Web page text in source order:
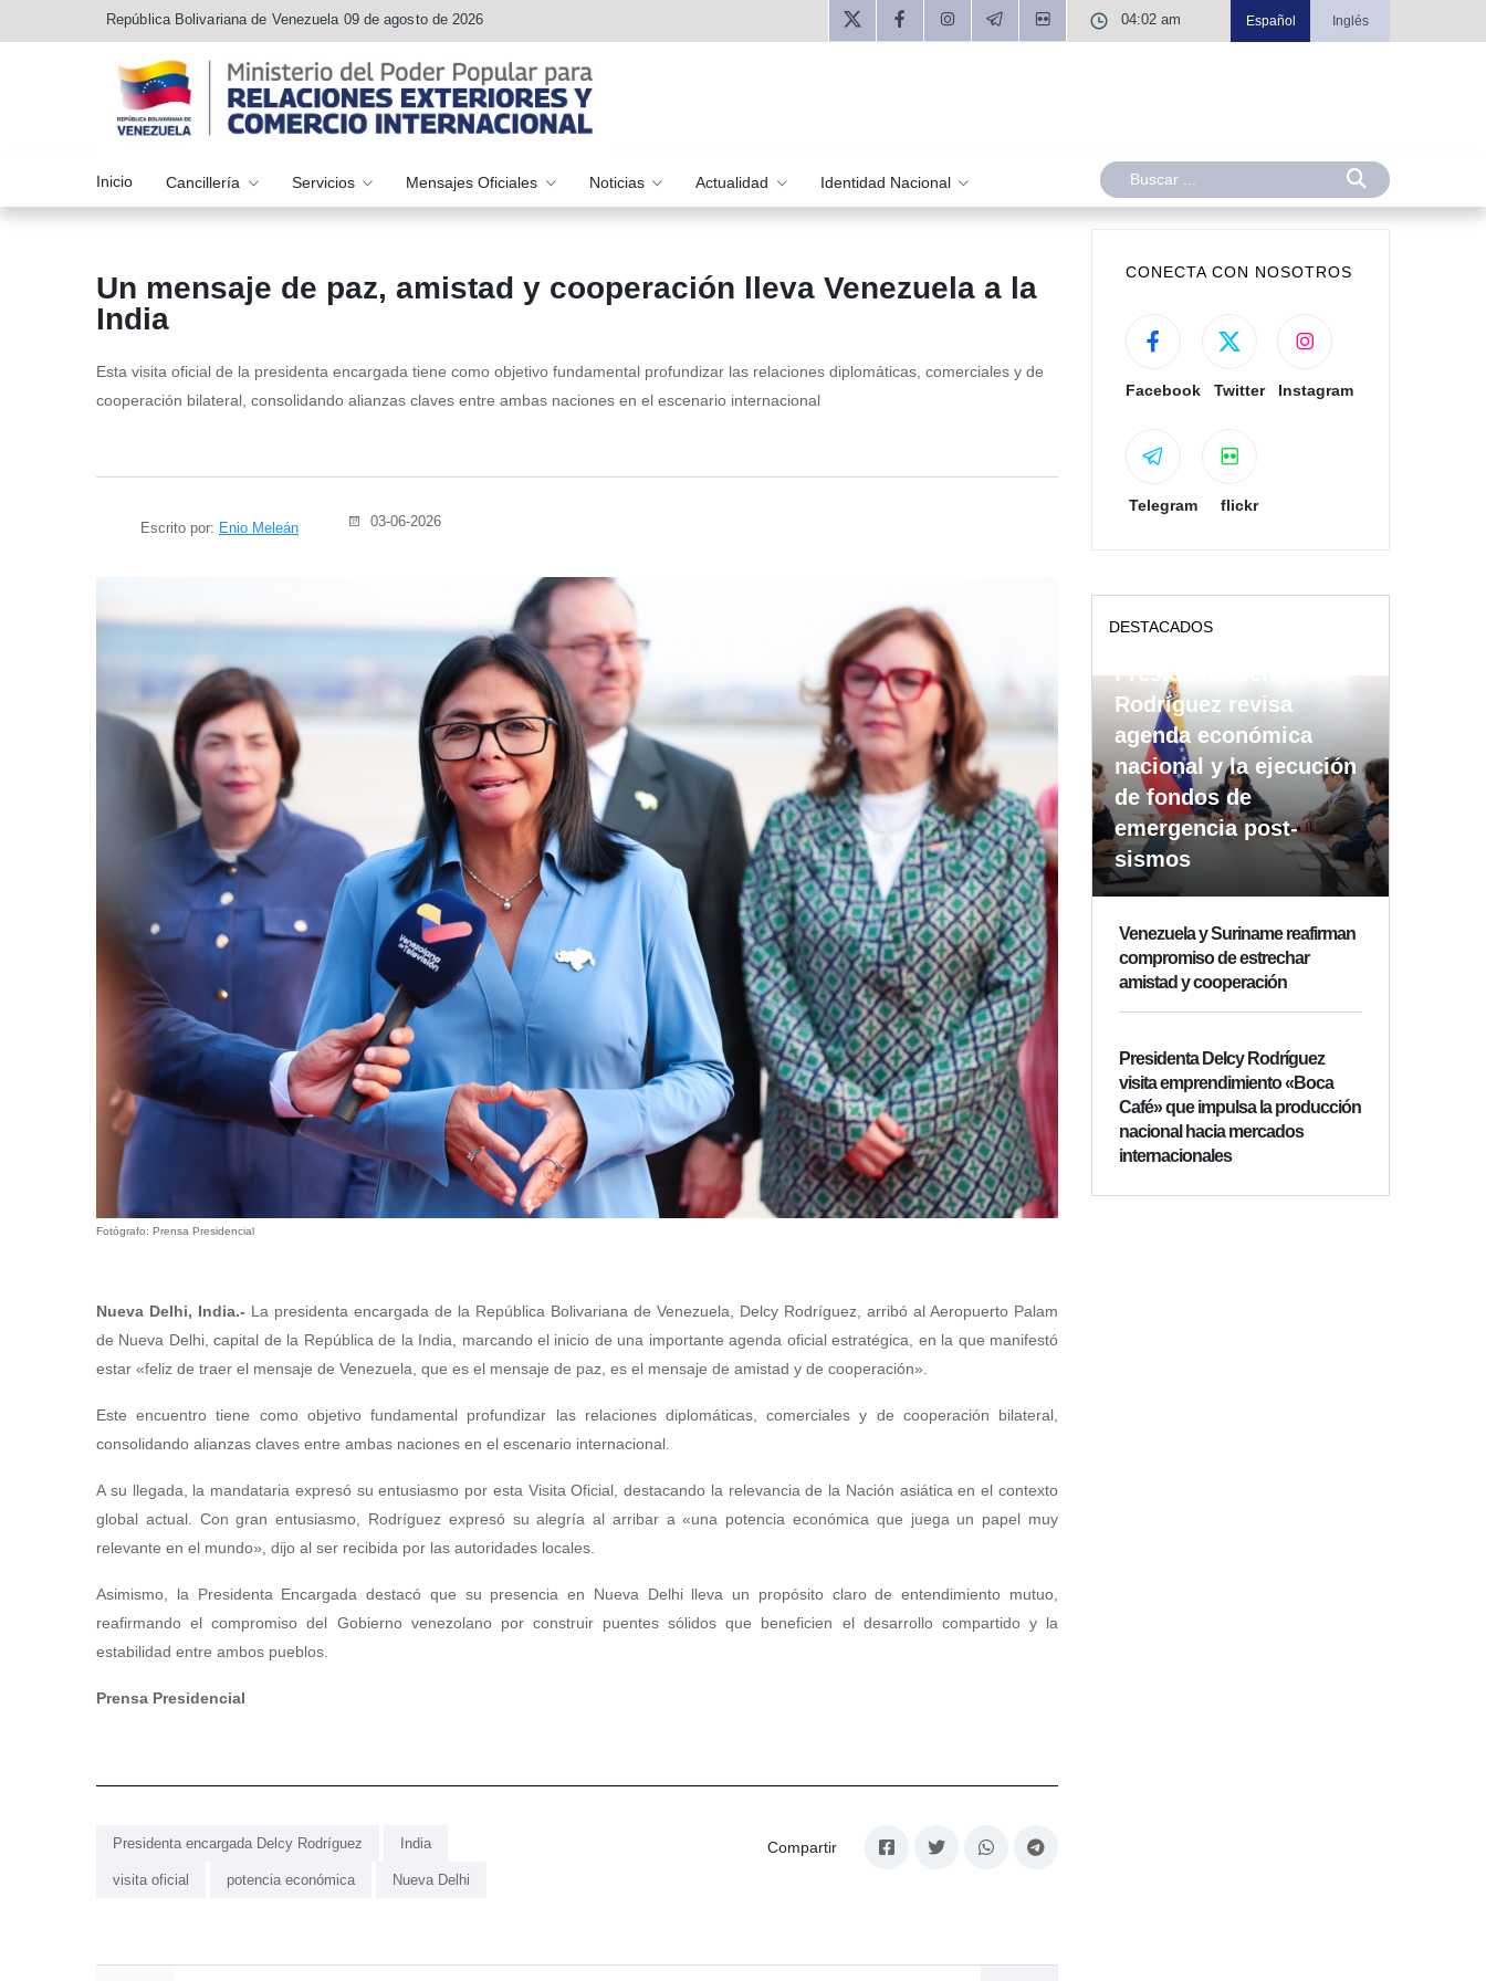
República Bolivariana de Venezuela 09 de agosto de 2026 04:02 am Español Inglés
Inicio Cancillería Servicios Mensajes Oficiales Noticias Actualidad Identidad Nacional
Un mensaje de paz, amistad y cooperación lleva Venezuela a la
India
Esta visita oficial de la presidenta encargada tiene como objetivo fundamental profundizar las relaciones diplomáticas, comerciales y de
cooperación bilateral, consolidando alianzas claves entre ambas naciones en el escenario internacional
Escrito por: Enio Meleán 03-06-2026
Fotógrafo: Prensa Presidencial
Nueva Delhi, India.- La presidenta encargada de la República Bolivariana de Venezuela, Delcy Rodríguez, arribó al Aeropuerto Palam
de Nueva Delhi, capital de la República de la India, marcando el inicio de una importante agenda oficial estratégica, en la que manifestó
estar «feliz de traer el mensaje de Venezuela, que es el mensaje de paz, es el mensaje de amistad y de cooperación».
Este encuentro tiene como objetivo fundamental profundizar las relaciones diplomáticas, comerciales y de cooperación bilateral,
consolidando alianzas claves entre ambas naciones en el escenario internacional.
A su llegada, la mandataria expresó su entusiasmo por esta Visita Oficial, destacando la relevancia de la Nación asiática en el contexto
global actual. Con gran entusiasmo, Rodríguez expresó su alegría al arribar a «una potencia económica que juega un papel muy
relevante en el mundo», dijo al ser recibida por las autoridades locales.
Asimismo, la Presidenta Encargada destacó que su presencia en Nueva Delhi lleva un propósito claro de entendimiento mutuo,
reafirmando el compromiso del Gobierno venezolano por construir puentes sólidos que beneficien el desarrollo compartido y la
estabilidad entre ambos pueblos.
Prensa Presidencial
Presidenta encargada Delcy Rodríguez India
visita oficial potencia económica Nueva Delhi
Compartir
CONECTA CON NOSOTROS
Facebook Twitter Instagram
Telegram flickr
DESTACADOS
Presidenta Delcy
Rodríguez revisa
agenda económica
nacional y la ejecución
de fondos de
emergencia post-
sismos
Venezuela y Suriname reafirman
compromiso de estrechar
amistad y cooperación
Presidenta Delcy Rodríguez
visita emprendimiento «Boca
Café» que impulsa la producción
nacional hacia mercados
internacionales